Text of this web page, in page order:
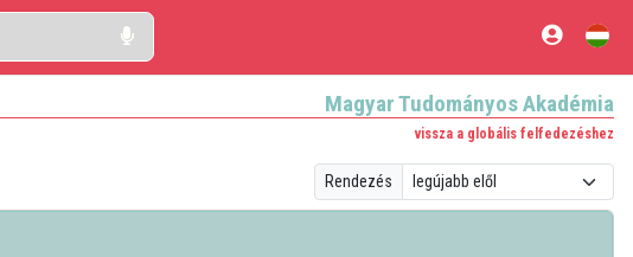
Magyar Tudományos Akadémia
vissza a globális felfedezéshez
Rendezés